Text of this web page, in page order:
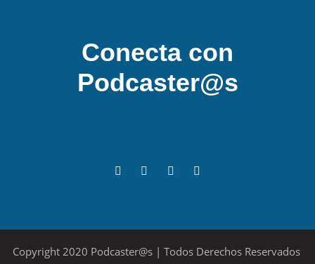
Conecta con
Podcaster@s
Copyright 2020 Podcaster@s | Todos Derechos Reservados